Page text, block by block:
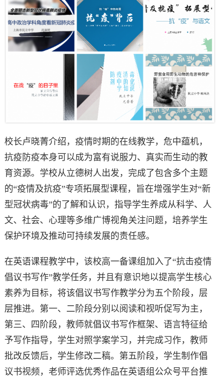
校长卢晓菁介绍，疫情时期的在线教学，危中蕴机，
抗疫防疫本身可以成为富有说服力、真实而生动的教
育资源。学校从立德树人出发，完成了包含多个主题
的“疫情及抗疫”专项拓展型课程，旨在增强学生对“新
型冠状病毒”的了解和认识，指导学生养成从科学、人
文、社会、心理等多维广博视角关注问题，培养学生
保护环境及推动可持续发展的责任感。
在英语课程教学中，该校高一备课组加入了“抗击疫情
倡议书写作”教学任务，并且有意识地以提高学生核心
素养为目标，将该倡议书写作教学分为五个阶段，层
层推进。第一、二阶段分别以阅读和视听促写为主，
第三、四阶段，教师就倡议书写作框架、语言特征给
予写作指导，学生对照学案学习，并完成习作，教师
批改反馈后，学生修改二稿。第五阶段，学生制作倡
议书视频，老师评选优秀作品在英语组公众号平台推